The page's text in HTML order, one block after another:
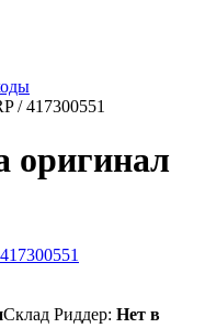
/ 417300551
оригинал
Склад Риддер: Нет в